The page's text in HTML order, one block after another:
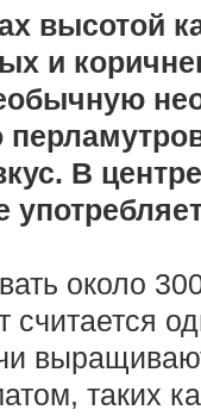
высотой
и
В
около
считается
таких